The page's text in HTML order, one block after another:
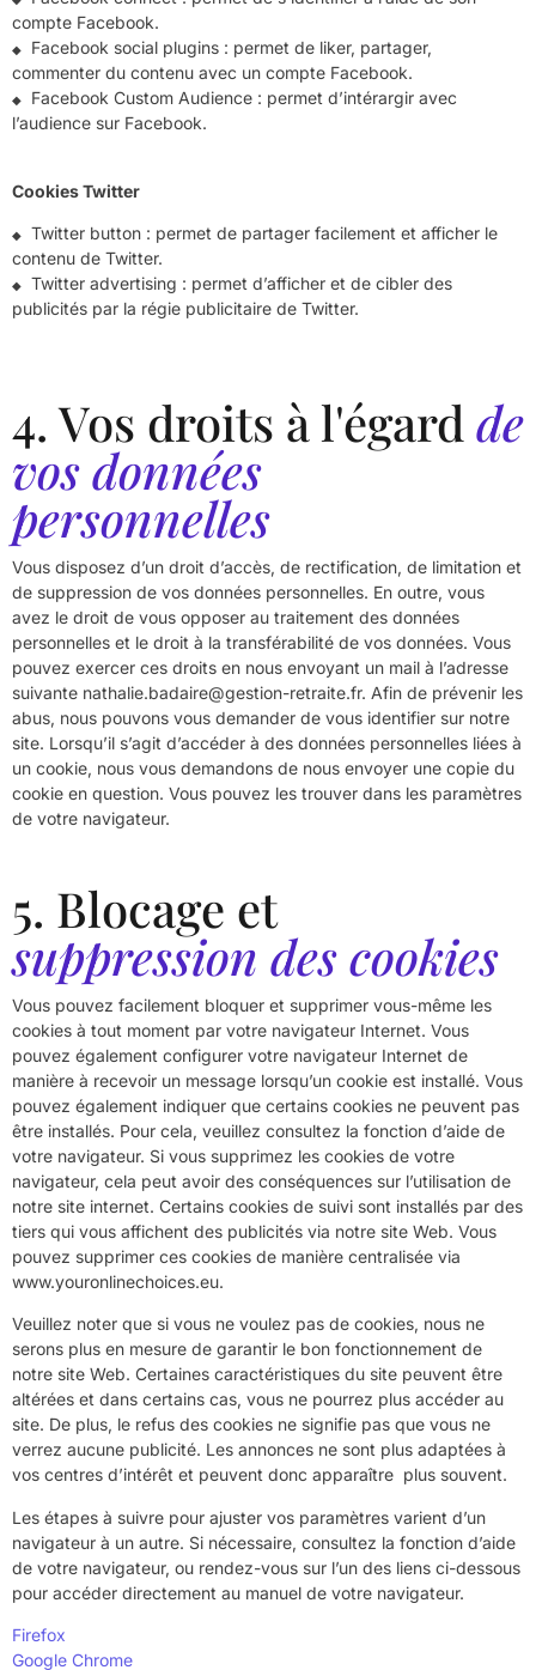
compte Facebook.
Facebook social plugins : permet de liker, partager,
commenter du contenu avec un compte Facebook.
Facebook Custom Audience : permet d’intérargir avec
l’audience sur Facebook.
Cookies Twitter
Twitter button : permet de partager facilement et afficher le
contenu de Twitter.
Twitter advertising : permet d’afficher et de cibler des
publicités par la régie publicitaire de Twitter.
4. Vos droits à l'égard de
vos données
personnelles
Vous disposez d’un droit d’accès, de rectification, de limitation et
de suppression de vos données personnelles. En outre, vous
avez le droit de vous opposer au traitement des données
personnelles et le droit à la transférabilité de vos données. Vous
pouvez exercer ces droits en nous envoyant un mail à l’adresse
suivante nathalie.badaire@gestion-retraite.fr. Afin de prévenir les
abus, nous pouvons vous demander de vous identifier sur notre
site. Lorsqu’il s’agit d’accéder à des données personnelles liées à
un cookie, nous vous demandons de nous envoyer une copie du
cookie en question. Vous pouvez les trouver dans les paramètres
de votre navigateur.
5. Blocage et
suppression des cookies
Vous pouvez facilement bloquer et supprimer vous-même les
cookies à tout moment par votre navigateur Internet. Vous
pouvez également configurer votre navigateur Internet de
manière à recevoir un message lorsqu’un cookie est installé. Vous
pouvez également indiquer que certains cookies ne peuvent pas
être installés. Pour cela, veuillez consultez la fonction d’aide de
votre navigateur. Si vous supprimez les cookies de votre
navigateur, cela peut avoir des conséquences sur l’utilisation de
notre site internet. Certains cookies de suivi sont installés par des
tiers qui vous affichent des publicités via notre site Web. Vous
pouvez supprimer ces cookies de manière centralisée via
www.youronlinechoices.eu.
Veuillez noter que si vous ne voulez pas de cookies, nous ne
serons plus en mesure de garantir le bon fonctionnement de
notre site Web. Certaines caractéristiques du site peuvent être
altérées et dans certains cas, vous ne pourrez plus accéder au
site. De plus, le refus des cookies ne signifie pas que vous ne
verrez aucune publicité. Les annonces ne sont plus adaptées à
vos centres d’intérêt et peuvent donc apparaître plus souvent.
Les étapes à suivre pour ajuster vos paramètres varient d’un
navigateur à un autre. Si nécessaire, consultez la fonction d’aide
de votre navigateur, ou rendez-vous sur l’un des liens ci-dessous
pour accéder directement au manuel de votre navigateur.
Firefox
Google Chrome